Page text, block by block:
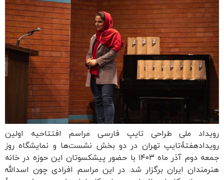
رویداد ملی طراحی تایپ فارسی مراسم افتتاحیه اولین
رویدادهفتۀتایپ تهران در دو بخش نشست‌ها و نمایشگاه روز
جمعه دوم آذر ماه ۱۴۰۳ با حضور پیشکسوتان این حوزه در خانه
هنرمندان ایران برگزار شد. در این مراسم افرادی چون اسدالله